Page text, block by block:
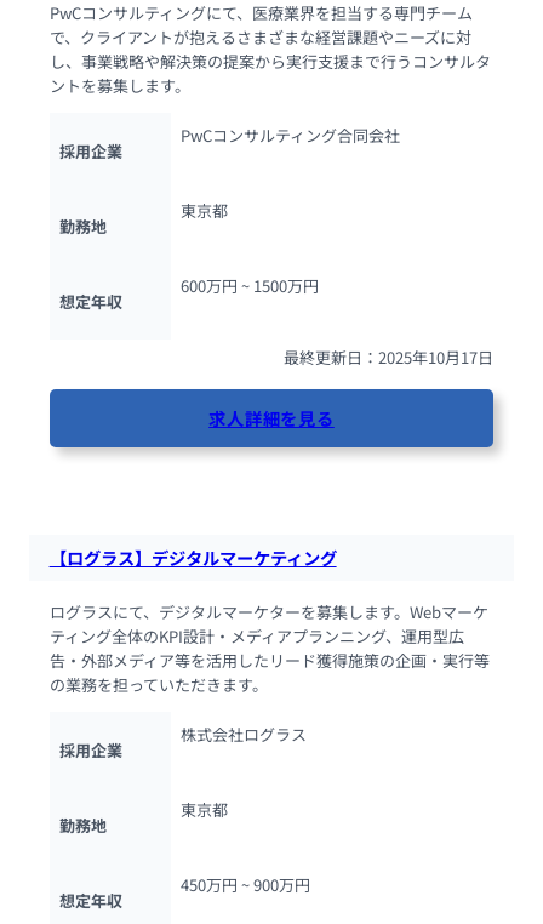
PwCコンサルティングにて、医療業界を担当する専門チーム
で、クライアントが抱えるさまざまな経営課題やニーズに対
し、事業戦略や解決策の提案から実行支援まで行うコンサルタ
ントを募集します。
採用企業
PwCコンサルティング合同会社
勤務地
東京都
想定年収
600万円 ~ 1500万円
最終更新日：2025年10月17日
求人詳細を見る
【ログラス】デジタルマーケティング
ログラスにて、デジタルマーケターを募集します。Webマーケ
ティング全体のKPI設計・メディアプランニング、運用型広
告・外部メディア等を活用したリード獲得施策の企画・実行等
の業務を担っていただきます。
採用企業
株式会社ログラス
勤務地
東京都
想定年収
450万円 ~ 900万円